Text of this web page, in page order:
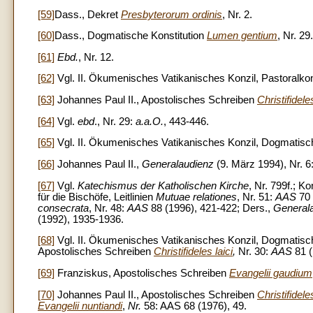
[59]Dass., Dekret Presbyterorum ordinis, Nr. 2.
[60] Dass., Dogmatische Konstitution Lumen gentium, Nr. 29.
[61] Ebd., Nr. 12.
[62] Vgl. II. Ökumenisches Vatikanisches Konzil,
[63] Johannes Paul II., Apostolisches Schreiben
[64] Vgl. ebd., Nr. 29: a.a.O., 443-446.
[65] Vgl. II. Ökumenisches Vatikanisches Konzil,
[66] Johannes Paul II., Generalaudienz (9. März 1994), Nr.
[67] Vgl. Katechismus der Katholischen Kirche, Nr. 799f.;
für die Bischöfe, Leitlinien Mutuae relationes, Nr. 51: AAS 70
consecrata, Nr. 48: AAS 88 (1996), 421-422; Ders.,
(1992), 1935-1936.
[68] Vgl. II. Ökumenisches Vatikanisches Konzil,
Apostolisches Schreiben Christifideles laici, Nr. 30:AAS 81
[69] Franziskus, Apostolisches Schreiben Evangelii gaudium
[70] Johannes Paul II., Apostolisches Schreiben
Evangelii nuntiandi, Nr. 58: AAS 68 (1976), 49.